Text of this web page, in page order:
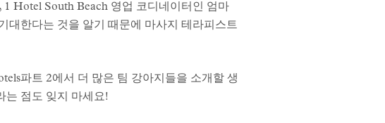
Hotel South Beach 영업 코디네이터인 엄마
대한다는 것을 알기 때문에 마사지 테라피스트
파트 2에서 더 많은 팀 강아지들을 소개할 생
는 점도 잊지 마세요!